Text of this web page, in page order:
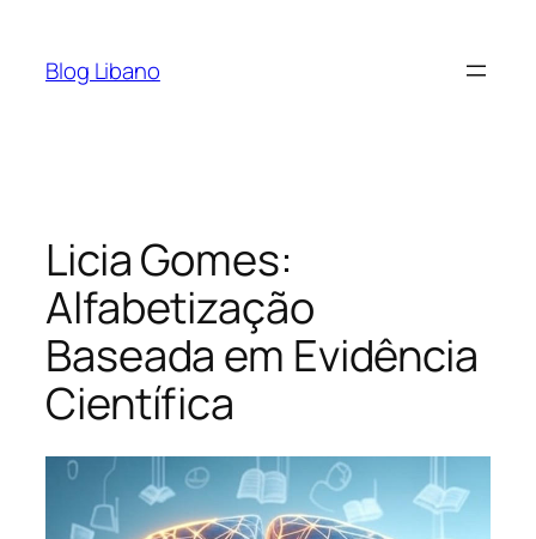
Blog Libano
Licia Gomes:
Alfabetização
Baseada em Evidência
Científica